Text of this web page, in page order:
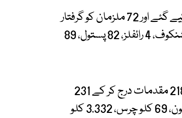
غیر قانونی اسلحہ کی اسمگلنگ کے خلاف 68 مقدمات درج کیے گئے اور 72 ملزمان کو گرفتار
کیا گیا۔ گرفتار ملزمان کے قبضے سے 1,979 گولیاں، ایک کلاشنکوف، 4 رائفلز، 82 پستول، 89
اسی طرح ٹرینوں کے ذریعے منشیات اسمگل کرنے کے خلاف 218 مقدمات درج کر کے 231
ملزمان کو گرفتار کیا گیا۔ ملزمان کے قبضے سے 1.470 کلو افیون، 69 کلو چرس، 3.332 کلو